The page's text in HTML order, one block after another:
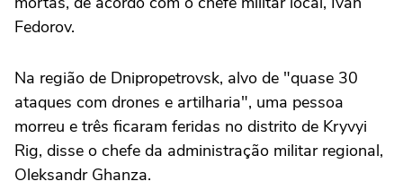
Fedorov.
Na região de Dnipropetrovsk, alvo de "quase 30
ataques com drones e artilharia", uma pessoa
morreu e três ficaram feridas no distrito de Kryvyi
Rig, disse o chefe da administração militar regional,
Oleksandr Ghanza.